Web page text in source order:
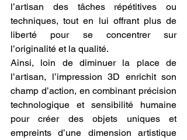
l’artisan des tâches répétitives ou
techniques, tout en lui offrant plus de
liberté pour se concentrer sur
l’originalité et la qualité.
Ainsi, loin de diminuer la place de
l’artisan, l’impression 3D enrichit son
champ d’action, en combinant précision
technologique et sensibilité humaine
pour créer des objets uniques et
empreints d’une dimension artistique